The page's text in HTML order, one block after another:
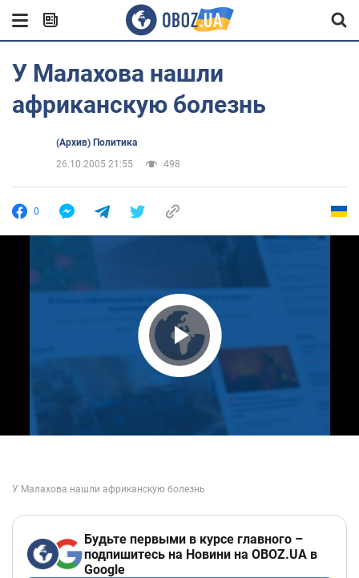
У Малахова нашли
африканскую болезнь
(Архив) Политика
26.10.2005 21:55
498
0
Play Video
Будьте первыми в курсе главного –
подпишитесь на Новини на OBOZ.UA в
Google